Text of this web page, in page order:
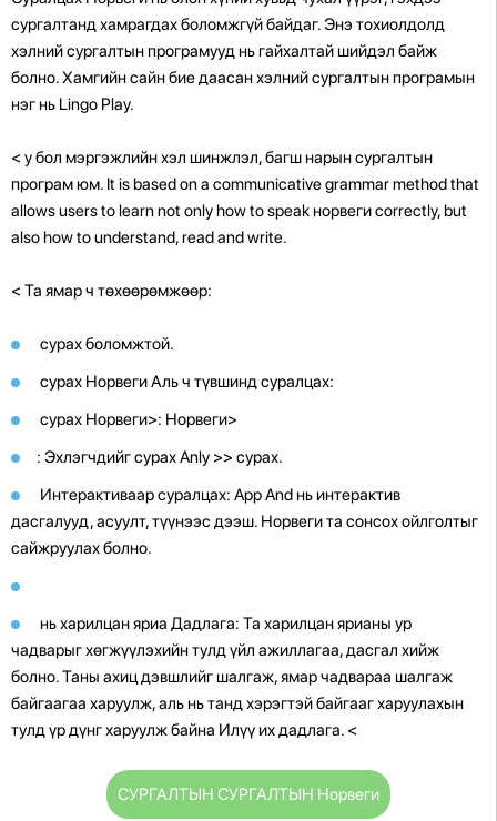
сургалтанд хамрагдах боломжгүй байдаг. Энэ тохиолдолд
хэлний сургалтын програмууд нь гайхалтай шийдэл байж
болно. Хамгийн сайн бие даасан хэлний сургалтын програмын
нэг нь Lingo Play.
< y бол мэргэжлийн хэл шинжлэл, багш нарын сургалтын
програм юм. It is based on a communicative grammar method that
allows users to learn not only how to speak норвеги correctly, but
also how to understand, read and write.
< Та ямар ч төхөөрөмжөөр:
сурах боломжтой.
сурах Норвеги Аль ч түвшинд суралцах:
сурах Норвеги>: Норвеги>
: Эхлэгчдийг сурах Anly >> сурах.
Интерактиваар суралцах: App And нь интерактив
дасгалууд, асуулт, түүнээс дээш. Норвеги та сонсох ойлголтыг
сайжруулах болно.
нь харилцан яриа Дадлага: Та харилцан ярианы ур
чадварыг хөгжүүлэхийн тулд үйл ажиллагаа, дасгал хийж
болно. Таны ахиц дэвшлийг шалгаж, ямар чадвараа шалгаж
байгаагаа харуулж, аль нь танд хэрэгтэй байгааг харуулахын
тулд үр дүнг харуулж байна Илүү их дадлага. <
СУРГАЛТЫН СУРГАЛТЫН Норвеги